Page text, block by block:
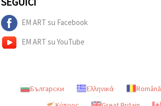
EM ART su Facebook
EM ART su YouTube
Български Ελληνικά Română